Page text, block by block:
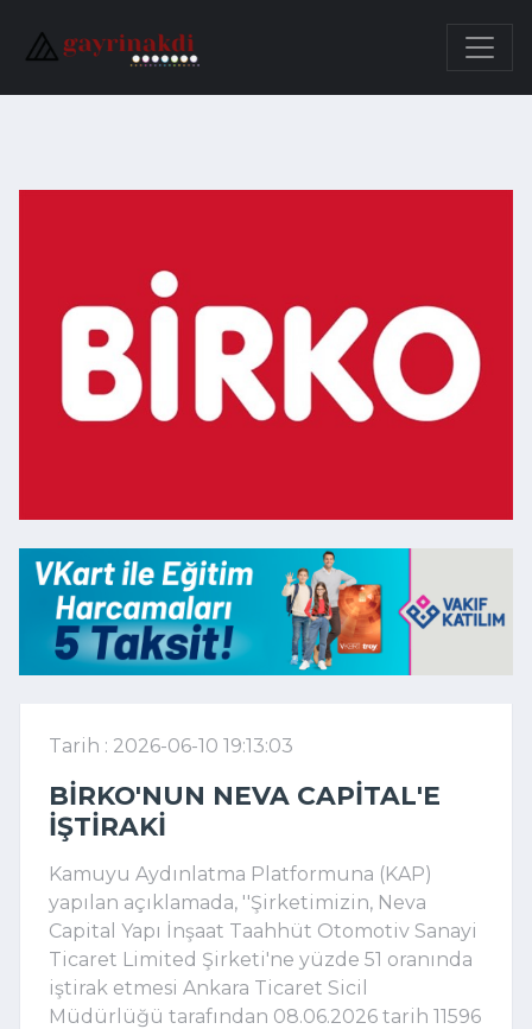
Tarih : 2026-06-10 19:13:03
BIRKO'NUN NEVA CAPITAL'E
IŞTIRAKI
Kamuyu Aydınlatma Platformuna (KAP)
yapılan açıklamada, ''Şirketimizin, Neva
Capital Yapı İnşaat Taahhüt Otomotiv Sanayi
Ticaret Limited Şirketi'ne yüzde 51 oranında
iştirak etmesi Ankara Ticaret Sicil
Müdürlüğü tarafından 08.06.2026 tarih 11596